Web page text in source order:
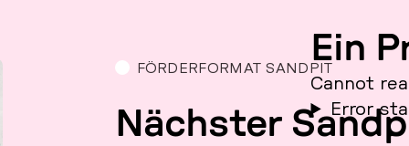
Ein
Cannot
Error
FÖRDERFORMAT SANDPIT
Nächs­ter